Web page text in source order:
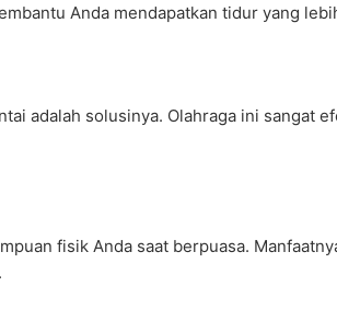
Anda mendapatkan tidur yang
adalah solusinya. Olahraga ini sangat
fisik Anda saat berpuasa.